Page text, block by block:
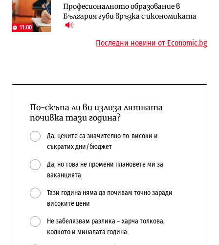
11:00
Професионалното образование в
България губи връзка с икономиката
няколко седмици, ако сушата продължи
попадат в капан на обществените
поръчки?
Последни новини от Economic.bg
По-скъпа ли ви излиза лятната
почивка тази година?
Да, цените са значително по-високи и
съкратих дни/бюджет
Да, но това не промени плановете ми за
ваканцията
Тази година няма да почивам точно заради
високите цени
Не забелязвам разлика – харча толкова,
колкото и миналата година